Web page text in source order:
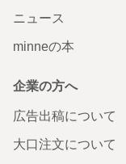
ニュース
minneの本
企業の方へ
広告出稿について
大口注文について